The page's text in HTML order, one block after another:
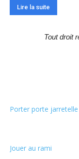
Lire la suite
Tout droit
Porter porte jarretelle
Jouer au rami